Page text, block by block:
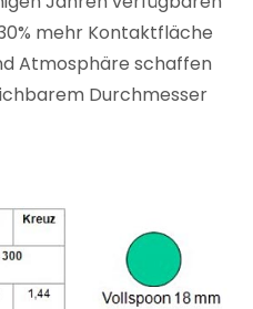
mehr Kontaktfläche
Atmosphäre schaffen
Durchmesser